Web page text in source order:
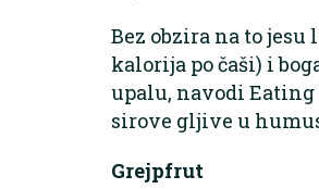
Bez obzira na to
kalorija po čaši) i
upalu, navodi
sirove gljive u
Grejpfrut